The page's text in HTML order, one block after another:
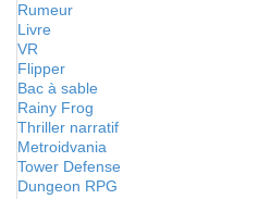
Rumeur
Livre
VR
Flipper
Bac à sable
Rainy Frog
Thriller narratif
Metroidvania
Tower Defense
Dungeon RPG